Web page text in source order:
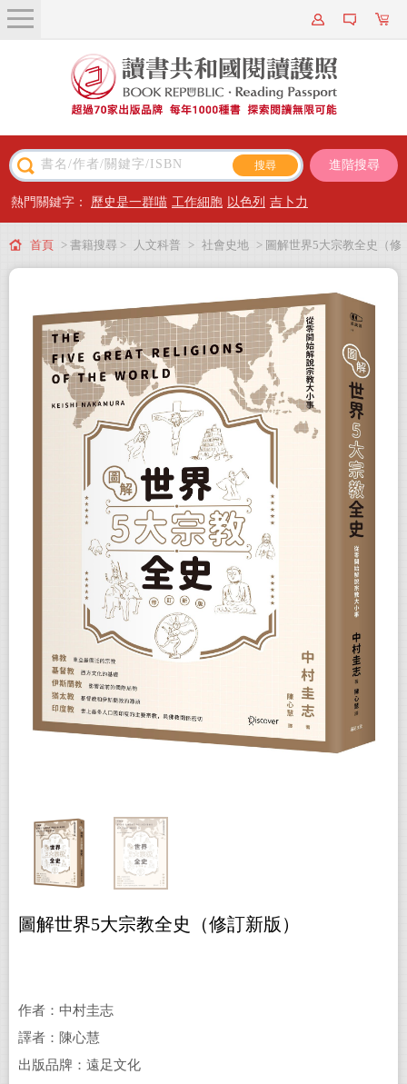
關於我們
近期新書
主題閱讀
出版專區
會員專屬
會員儲值方案
進階搜尋
熱門關鍵字： 歷史是一群喵 工作細胞 以色列 吉卜力
首頁 > 書籍搜尋 > 人文科普 > 社會史地 > 圖解世界5大宗教全史（修
圖解世界5大宗教全史（修訂新版）
作者：中村圭志
譯者：陳心慧
出版品牌：遠足文化